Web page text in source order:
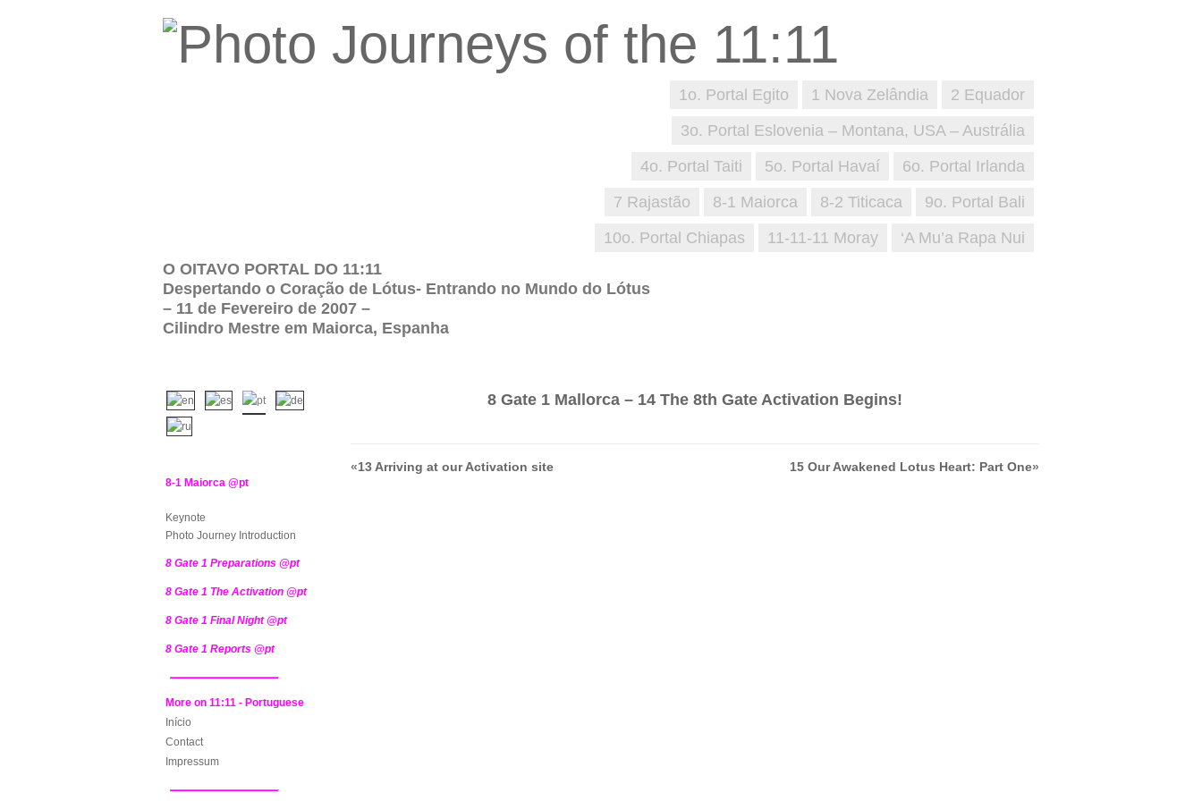
2 Equador
1 Nova Zelândia
1o. Portal Egito
3o. Portal Eslovenia – Montana, USA – Austrália
6o. Portal Irlanda
5o. Portal Havaí
4o. Portal Taiti
9o. Portal Bali
8-2 Titicaca
8-1 Maiorca
7 Rajastão
‘A Mu’a Rapa Nui
11-11-11 Moray
10o. Portal Chiapas
O OITAVO PORTAL DO 11:11
Despertando o Coração de Lótus- Entrando no Mundo do Lótus
– 11 de Fevereiro de 2007 –
Cilindro Mestre em Maiorca, Espanha
8 Gate 1 Mallorca – 14 The 8th Gate Activation Begins!
«13 Arriving at our Activation site 15 Our Awakened Lotus Heart: Part One»
8-1 Maiorca @pt
Keynote
Photo Journey Introduction
8 Gate 1 Preparations @pt
8 Gate 1 The Activation @pt
8 Gate 1 Final Night @pt
8 Gate 1 Reports @pt
More on 11:11 - Portuguese
Início
Contact
Impressum